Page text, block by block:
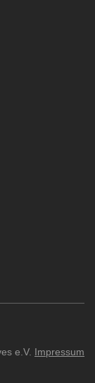
e.V. Impressum